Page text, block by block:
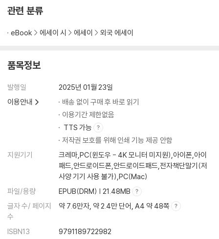
관련 분류
eBook 에세이 시 에세이 외국 에세이
품목정보
발행일
2025년 01월 23일
이용안내
배송 없이 구매 후 바로 읽기
이용기간 제한없음
TTS 가능
저작권 보호를 위해 인쇄 기능 제공 안함
지원기기
크레마,PC(윈도우 - 4K 모니터 미지원),아이폰,아이
패드,안드로이드폰,안드로이드패드,전자책단말기(저
사양 기기 사용 불가),PC(Mac)
파일/용량
EPUB(DRM) | 21.48MB
글자 수/ 페이지
수
약 7.6만자, 약 2.4만 단어, A4 약 48쪽
ISBN13 9791189722982